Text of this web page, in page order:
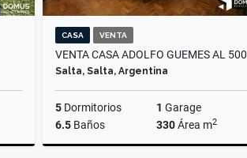
CASA VENTA
VENTA CASA ADOLFO GUEMES AL 500
Salta, Salta, Argentina
5 Dormitorios 1 Garage
6.5 Baños 330Área m2